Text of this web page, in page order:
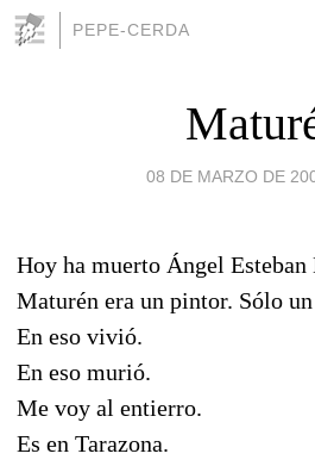
PEPE-CERDA
08 DE MARZO DE
Hoy ha muerto Ángel Esteban
Maturén era un pintor. Sólo
En eso vivió.
En eso murió.
Me voy al entierro.
Es en Tarazona.